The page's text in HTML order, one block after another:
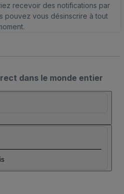
recevoir des notifications par
pouvez vous désinscrire à tout
dans le monde entier